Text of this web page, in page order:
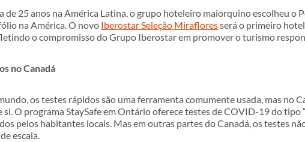
de 25 anos na América Latina, o grupo hoteleiro maiorquino escolheu o
na América. O novo Iberostar Seleção Mirafloresserá o primeiro
o compromisso do Grupo Iberostar em promover o turismo
no Canadá
os testes rápidos são uma ferramenta comumente usada, mas no
O programa StaySafe em Ontário oferece testes de COVID-19 do tipo
pelos habitantes locais. Mas em outras partes do Canadá, os testes
escala.